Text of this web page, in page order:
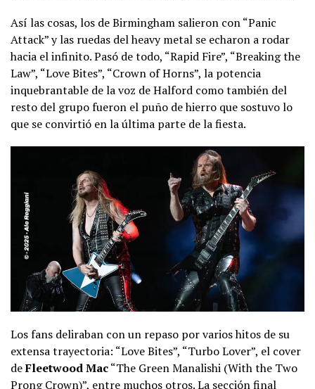
Así las cosas, los de Birmingham salieron con “Panic
Attack” y las ruedas del heavy metal se echaron a rodar
hacia el infinito. Pasó de todo, “Rapid Fire”, “Breaking the
Law”, “Love Bites”, “Crown of Horns”, la potencia
inquebrantable de la voz de Halford como también del
resto del grupo fueron el puño de hierro que sostuvo lo
que se convirtió en la última parte de la fiesta.
Los fans deliraban con un repaso por varios hitos de su
extensa trayectoria: “Love Bites”, “Turbo Lover”, el cover
deFleetwood Mac“The Green Manalishi (With the Two
Prong Crown)”, entre muchos otros. La sección final